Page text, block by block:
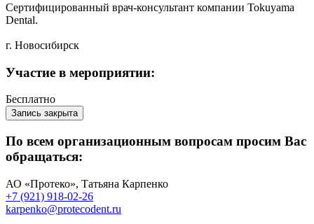
Сертифицированный врач-консультант компании Tokuyama
Dental.
г. Новосибирск
Участие в мероприятии:
Бесплатно
Запись закрыта
По всем организационным вопросам просим Вас
обращаться:
АО «Протеко», Татьяна Карпенко
+7 (921) 918-02-26
karpenko@protecodent.ru